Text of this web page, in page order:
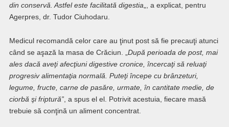
din conservă. Astfel este facilitată digestia „, a explicat, pentru
Agerpres, dr. Tudor Ciuhodaru.
Medicul recomandă celor care au ţinut post să fie precauţi atunci
când se aşază la masa de Crăciun. „ După perioada de post, mai
ales dacă aveţi afecţiuni digestive cronice, încercaţi să reluaţi
progresiv alimentaţia normală. Puteţi începe cu brânzeturi,
legume, fructe, carne de pasăre, urmate, în cantitate medie, de
ciorbă şi friptură”, a spus el el. Potrivit acestuia, fiecare masă
trebuie să conţină un aliment concentrat.